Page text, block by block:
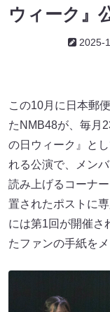
ウィーク』
2025-
この10月に日本郵
たNMB48が、毎月
の日ウィーク』と
れる公演で、メン
読み上げるコーナ
置されたポストに
には第1回が開催さ
たファンの手紙を